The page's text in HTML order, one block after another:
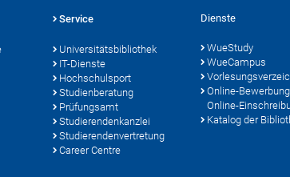
Service
Universitätsbibliothek
IT-Dienste
Hochschulsport
Studienberatung
Prüfungsamt
Studierendenkanzlei
Studierendenvertretung
Career Centre
Dienste
WueStudy
WueCampus
Online-
Online-
Katalog der